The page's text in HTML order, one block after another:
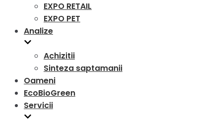
EXPO RETAIL
EXPO PET
Analize
Achizitii
Sinteza saptamanii
Oameni
EcoBioGreen
Servicii